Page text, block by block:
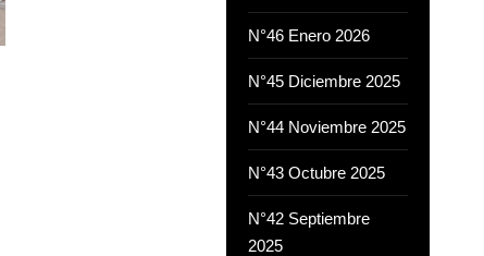
N°46 Enero 2026
N°45 Diciembre 2025
N°44 Noviembre 2025
N°43 Octubre 2025
N°42 Septiembre
2025